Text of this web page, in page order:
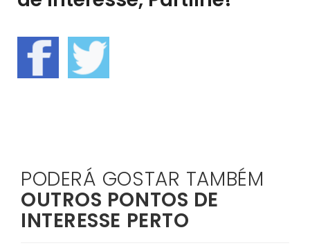
PODERÁ GOSTAR TAMBÉM
OUTROS PONTOS DE
INTERESSE PERTO